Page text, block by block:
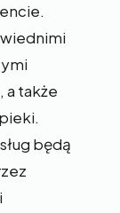
a także
będą